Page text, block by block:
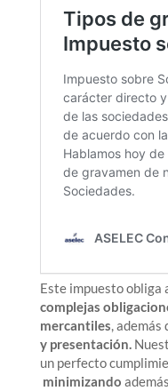
Este impuesto obliga
complejas
mercantiles, además
y presentación.
un perfecto
minimizando además